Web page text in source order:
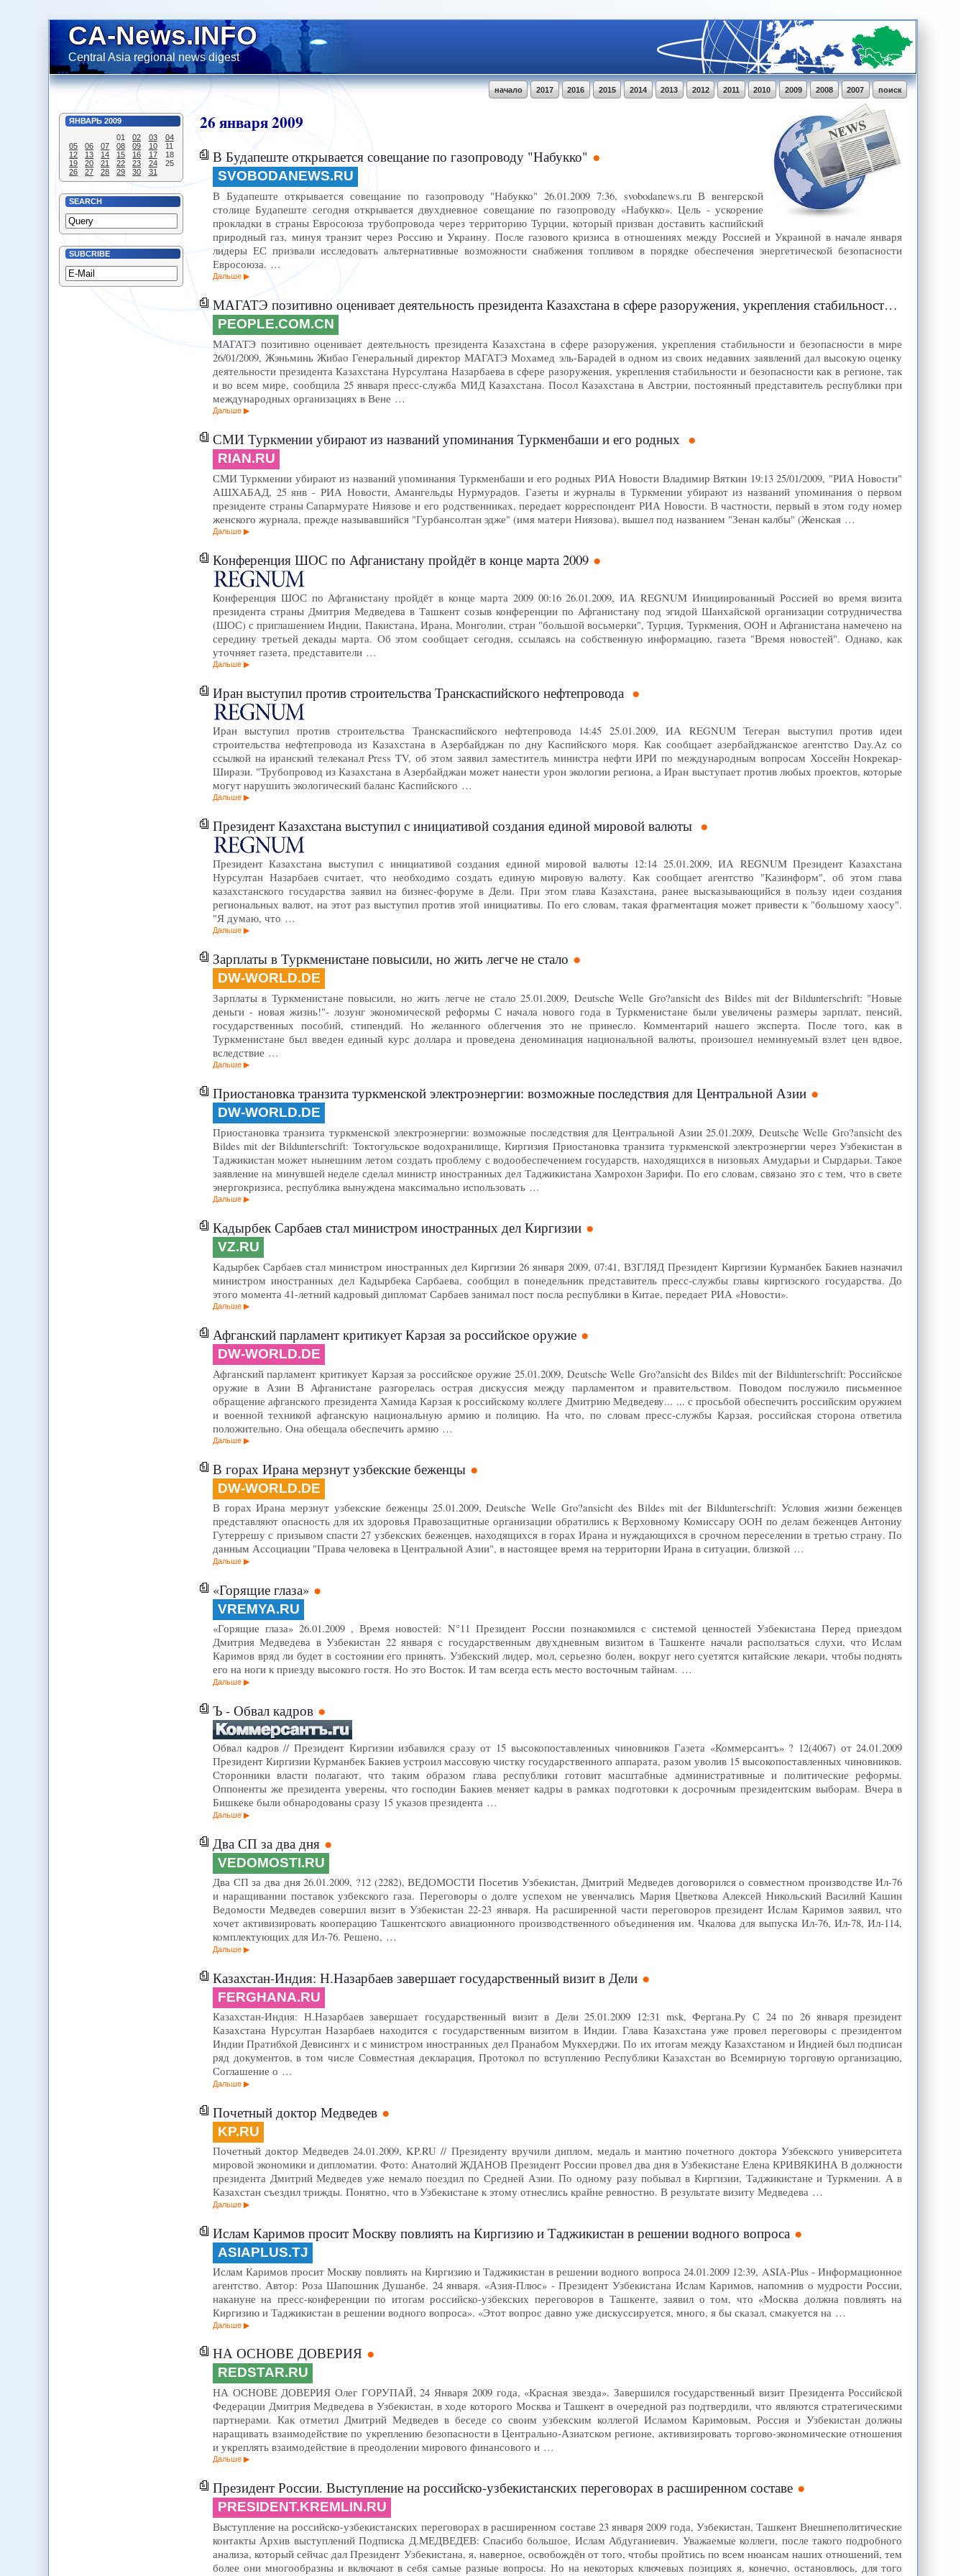
CA-News.INFO
Central Asia regional news digest
поиск
2007
2008
2009
2010
2011
2012
2013
2014
2015
2016
2017
начало
ЯНВАРЬ 2009
01
02 03
04
05
06 07 08 09 10
11
12
13 14 15 16 17
18
19
20 21 22 23 24
25
26
27 28 29 30 31
SEARCH
SUBCRIBE
26января2009
В Будапеште открывается совещание по газопроводу "Набукко"
SVOBODANEWS.RU
В Будапеште открывается совещание по газопроводу "Набукко" 26.01.2009 7:36, svobodanews.ru В венгерской
столице Будапеште сегодня открывается двухдневное совещание по газопроводу «Набукко». Цель - ускорение
прокладки в страны Евросоюза трубопровода через территорию Турции, который призван доставить каспийский
природный газ, минуя транзит через Россию и Украину. После газового кризиса в отношениях между Россией и Украиной в начале января
лидеры ЕС призвали исследовать альтернативные возможности снабжения топливом в порядке обеспечения энергетической безопасности
Евросоюза. …
Дальше
МАГАТЭ позитивно оценивает деятельность президента Казахстана в сфере разоружения, укрепления стабильности и безопасности в мире
PEOPLE.COM.CN
МАГАТЭ позитивно оценивает деятельность президента Казахстана в сфере разоружения, укрепления стабильности и безопасности в мире
26/01/2009, Жэньминь Жибао Генеральный директор МАГАТЭ Мохамед эль-Барадей в одном из своих недавних заявлений дал высокую оценку
деятельности президента Казахстана Нурсултана Назарбаева в сфере разоружения, укрепления стабильности и безопасности как в регионе, так
и во всем мире, сообщила 25 января пресс-служба МИД Казахстана. Посол Казахстана в Австрии, постоянный представитель республики при
международных организациях в Вене …
Дальше
СМИ Туркмении убирают из названий упоминания Туркменбаши и его родных
RIAN.RU
СМИ Туркмении убирают из названий упоминания Туркменбаши и его родных РИА Новости Владимир Вяткин 19:13 25/01/2009, "РИА Новости"
АШХАБАД, 25 янв - РИА Новости, Амангельды Нурмурадов. Газеты и журналы в Туркмении убирают из названий упоминания о первом
президенте страны Сапармурате Ниязове и его родственниках, передает корреспондент РИА Новости. В частности, первый в этом году номер
женского журнала, прежде называвшийся "Гурбансолтан эдже" (имя матери Ниязова), вышел под названием "Зенан калбы" (Женская …
Дальше
Конференция ШОС по Афганистану пройдёт в конце марта 2009
Конференция ШОС по Афганистану пройдёт в конце марта 2009 00:16 26.01.2009, ИА REGNUM Инициированный Россией во время визита
президента страны Дмитрия Медведева в Ташкент созыв конференции по Афганистану под эгидой Шанхайской организации сотрудничества
(ШОС) с приглашением Индии, Пакистана, Ирана, Монголии, стран "большой восьмерки", Турция, Туркмения, ООН и Афганистана намечено на
середину третьей декады марта. Об этом сообщает сегодня, ссылаясь на собственную информацию, газета "Время новостей". Однако, как
уточняет газета, представители …
Дальше
Иран выступил против строительства Транскаспийского нефтепровода
Иран выступил против строительства Транскаспийского нефтепровода 14:45 25.01.2009, ИА REGNUM Тегеран выступил против идеи
строительства нефтепровода из Казахстана в Азербайджан по дну Каспийского моря. Как сообщает азербайджанское агентство Day.Az со
ссылкой на иранский телеканал Press TV, об этом заявил заместитель министра нефти ИРИ по международным вопросам Хоссейн Нокрекар-
Ширази. "Трубопровод из Казахстана в Азербайджан может нанести урон экологии региона, а Иран выступает против любых проектов, которые
могут нарушить экологический баланс Каспийского …
Дальше
Президент Казахстана выступил с инициативой создания единой мировой валюты
Президент Казахстана выступил с инициативой создания единой мировой валюты 12:14 25.01.2009, ИА REGNUM Президент Казахстана
Нурсултан Назарбаев считает, что необходимо создать единую мировую валюту. Как сообщает агентство "Казинформ", об этом глава
казахстанского государства заявил на бизнес-форуме в Дели. При этом глава Казахстана, ранее высказывающийся в пользу идеи создания
региональных валют, на этот раз выступил против этой инициативы. По его словам, такая фрагментация может привести к "большому хаосу".
"Я думаю, что …
Дальше
Зарплаты в Туркменистане повысили, но жить легче не стало
DW-WORLD.DE
Зарплаты в Туркменистане повысили, но жить легче не стало 25.01.2009, Deutsche Welle Gro?ansicht des Bildes mit der Bildunterschrift: "Новые
деньги - новая жизнь!"- лозунг экономической реформы С начала нового года в Туркменистане были увеличены размеры зарплат, пенсий,
государственных пособий, стипендий. Но желанного облегчения это не принесло. Комментарий нашего эксперта. После того, как в
Туркменистане был введен единый курс доллара и проведена деноминация национальной валюты, произошел неминуемый взлет цен вдвое,
вследствие …
Дальше
Приостановка транзита туркменской электроэнергии: возможные последствия для Центральной Азии
DW-WORLD.DE
Приостановка транзита туркменской электроэнергии: возможные последствия для Центральной Азии 25.01.2009, Deutsche Welle Gro?ansicht des
Bildes mit der Bildunterschrift: Токтогульское водохранилище, Киргизия Приостановка транзита туркменской электроэнергии через Узбекистан в
Таджикистан может нынешним летом создать проблему с водообеспечением государств, находящихся в низовьях Амударьи и Сырдарьи. Такое
заявление на минувшей неделе сделал министр иностранных дел Таджикистана Хамрохон Зарифи. По его словам, связано это с тем, что в свете
энергокризиса, республика вынуждена максимально использовать …
Дальше
Кадырбек Сарбаев стал министром иностранных дел Киргизии
VZ.RU
Кадырбек Сарбаев стал министром иностранных дел Киргизии 26 января 2009, 07:41, ВЗГЛЯД Президент Киргизии Курманбек Бакиев назначил
министром иностранных дел Кадырбека Сарбаева, сообщил в понедельник представитель пресс-службы главы киргизского государства. До
этого момента 41-летний кадровый дипломат Сарбаев занимал пост посла республики в Китае, передает РИА «Новости».
Дальше
Афганский парламент критикует Карзая за российское оружие
DW-WORLD.DE
Афганский парламент критикует Карзая за российское оружие 25.01.2009, Deutsche Welle Gro?ansicht des Bildes mit der Bildunterschrift: Российское
оружие в Азии В Афганистане разгорелась острая дискуссия между парламентом и правительством. Поводом послужило письменное
обращение афганского президента Хамида Карзая к российскому коллеге Дмитрию Медведеву... ... с просьбой обеспечить российским оружием
и военной техникой афганскую национальную армию и полицию. На что, по словам пресс-службы Карзая, российская сторона ответила
положительно. Она обещала обеспечить армию …
Дальше
В горах Ирана мерзнут узбекские беженцы
DW-WORLD.DE
В горах Ирана мерзнут узбекские беженцы 25.01.2009, Deutsche Welle Gro?ansicht des Bildes mit der Bildunterschrift: Условия жизни беженцев
представляют опасность для их здоровья Правозащитные организации обратились к Верховному Комиссару ООН по делам беженцев Антониу
Гутеррешу с призывом спасти 27 узбекских беженцев, находящихся в горах Ирана и нуждающихся в срочном переселении в третью страну. По
данным Ассоциации "Права человека в Центральной Азии", в настоящее время на территории Ирана в ситуации, близкой …
Дальше
«Горящие глаза»
VREMYA.RU
«Горящие глаза» 26.01.2009 , Время новостей: N°11 Президент России познакомился с системой ценностей Узбекистана Перед приездом
Дмитрия Медведева в Узбекистан 22 января с государственным двухдневным визитом в Ташкенте начали расползаться слухи, что Ислам
Каримов вряд ли будет в состоянии его принять. Узбекский лидер, мол, серьезно болен, вокруг него суетятся китайские лекари, чтобы поднять
его на ноги к приезду высокого гостя. Но это Восток. И там всегда есть место восточным тайнам. …
Дальше
Ъ - Обвал кадров
Обвал кадров // Президент Киргизии избавился сразу от 15 высокопоставленных чиновников Газета «Коммерсантъ» ? 12(4067) от 24.01.2009
Президент Киргизии Курманбек Бакиев устроил массовую чистку государственного аппарата, разом уволив 15 высокопоставленных чиновников.
Сторонники власти полагают, что таким образом глава республики готовит масштабные административные и политические реформы.
Оппоненты же президента уверены, что господин Бакиев меняет кадры в рамках подготовки к досрочным президентским выборам. Вчера в
Бишкеке были обнародованы сразу 15 указов президента …
Дальше
Два СП за два дня
VEDOMOSTI.RU
Два СП за два дня 26.01.2009, ?12 (2282), ВЕДОМОСТИ Посетив Узбекистан, Дмитрий Медведев договорился о совместном производстве Ил-76
и наращивании поставок узбекского газа. Переговоры о долге успехом не увенчались Мария Цветкова Алексей Никольский Василий Кашин
Ведомости Медведев совершил визит в Узбекистан 22-23 января. На расширенной части переговоров президент Ислам Каримов заявил, что
хочет активизировать кооперацию Ташкентского авиационного производственного объединения им. Чкалова для выпуска Ил-76, Ил-78, Ил-114,
комплектующих для Ил-76. Решено, …
Дальше
Казахстан-Индия: Н.Назарбаев завершает государственный визит в Дели
FERGHANA.RU
Казахстан-Индия: Н.Назарбаев завершает государственный визит в Дели 25.01.2009 12:31 msk, Фергана.Ру С 24 по 26 января президент
Казахстана Нурсултан Назарбаев находится с государственным визитом в Индии. Глава Казахстана уже провел переговоры с президентом
Индии Пратибхой Девисингх и с министром иностранных дел Пранабом Мукхерджи. По их итогам между Казахстаном и Индией был подписан
ряд документов, в том числе Совместная декларация, Протокол по вступлению Республики Казахстан во Всемирную торговую организацию,
Соглашение о …
Дальше
Почетный доктор Медведев
KP.RU
Почетный доктор Медведев 24.01.2009, KP.RU // Президенту вручили диплом, медаль и мантию почетного доктора Узбекского университета
мировой экономики и дипломатии. Фото: Анатолий ЖДАНОВ Президент России провел два дня в Узбекистане Елена КРИВЯКИНА В должности
президента Дмитрий Медведев уже немало поездил по Средней Азии. По одному разу побывал в Киргизии, Таджикистане и Туркмении. А в
Казахстан съездил трижды. Понятно, что в Узбекистане к этому отнеслись крайне ревностно. В результате визиту Медведева …
Дальше
Ислам Каримов просит Москву повлиять на Киргизию и Таджикистан в решении водного вопроса
ASIAPLUS.TJ
Ислам Каримов просит Москву повлиять на Киргизию и Таджикистан в решении водного вопроса 24.01.2009 12:39, ASIA-Plus - Информационное
агентство. Автор: Роза Шапошник Душанбе. 24 января. «Азия-Плюс» - Президент Узбекистана Ислам Каримов, напомнив о мудрости России,
накануне на пресс-конференции по итогам российско-узбекских переговоров в Ташкенте, заявил о том, что «Москва должна повлиять на
Киргизию и Таджикистан в решении водного вопроса». «Этот вопрос давно уже дискуссируется, много, я бы сказал, смакуется на …
Дальше
НА ОСНОВЕ ДОВЕРИЯ
REDSTAR.RU
НА ОСНОВЕ ДОВЕРИЯ Олег ГОРУПАЙ, 24 Января 2009 года, «Красная звезда». Завершился государственный визит Президента Российской
Федерации Дмитрия Медведева в Узбекистан, в ходе которого Москва и Ташкент в очередной раз подтвердили, что являются стратегическими
партнерами. Как отметил Дмитрий Медведев в беседе со своим узбекским коллегой Исламом Каримовым, Россия и Узбекистан должны
наращивать взаимодействие по укреплению безопасности в Центрально-Азиатском регионе, активизировать торгово-экономические отношения
и укреплять взаимодействие в преодолении мирового финансового и …
Дальше
Президент России. Выступление на российско-узбекистанских переговорах в расширенном составе
PRESIDENT.KREMLIN.RU
Выступление на российско-узбекистанских переговорах в расширенном составе 23 января 2009 года, Узбекистан, Ташкент Внешнеполитические
контакты Архив выступлений Подписка Д.МЕДВЕДЕВ: Спасибо большое, Ислам Абдуганиевич. Уважаемые коллеги, после такого подробного
анализа, который сейчас дал Президент Узбекистана, я, наверное, освобождён от того, чтобы пройтись по всем нюансам наших отношений, тем
более они многообразны и включают в себя самые разные вопросы. Но на некоторых ключевых позициях я, конечно, остановлюсь, для того